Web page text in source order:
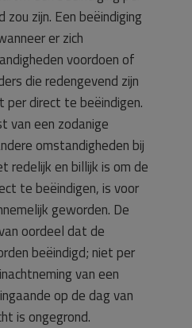
zijn. Een beëindiging
er zich
voordoen of
die redengevend zijn
per direct te beëindigen.
van een zodanige
omstandigheden bij
redelijk en billijk is om de
te beëindigen, is voor
geworden. De
oordeel dat de
beëindigd; niet per
van een
op de dag van
is ongegrond.